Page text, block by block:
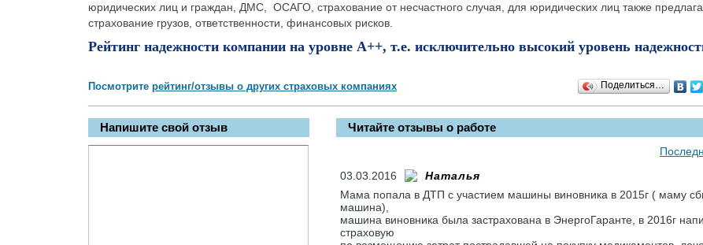
юридических лиц и граждан, ДМС, ОСАГО, страхование от несчастного случая, для юридических лиц также
страхование грузов, ответственности, финансовых рисков.
Рейтинг надежности компании на уровне А++, т.е. исключительно высокий уровень
Посмотрите рейтинг/отзывы о других страховых компаниях Поделиться…
Читайте отзывы о работе
03.03.2016
Наталья
Мама попала в ДТП с участием машины виновника в 2015г ( маму
машина),
машина виновника была застрахована в ЭнергоГаранте, в 2016г
страховую
Напишите свой отзыв